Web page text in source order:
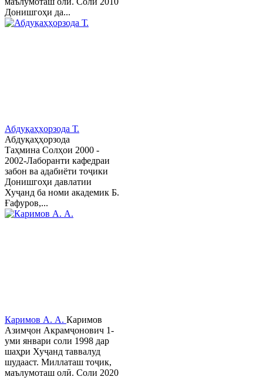
Донишгоҳи да...
Абдуқаҳҳорзода Т.
Абдуқаҳҳорзода
Таҳмина Солҳои 2000 -
2002-Лаборанти кафедраи
забон ва адабиёти тоҷики
Донишгоҳи давлатии
Хуҷанд ба номи академик Б.
Ғафуров,...
Каримов А. А. Каримов
Азимҷон Акрамҷонович 1-
уми январи соли 1998 дар
шаҳри Хуҷанд таввалуд
шудааст. Миллаташ тоҷик,
маълумоташ олӣ. Соли 2020